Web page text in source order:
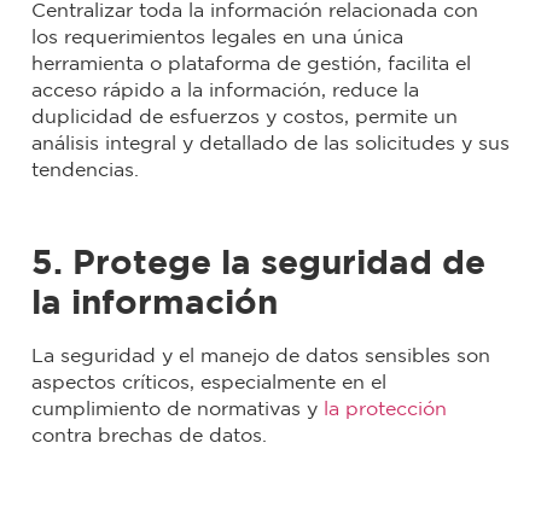
Centralizar toda la información relacionada con
los requerimientos legales en una única
herramienta o plataforma de gestión, facilita el
acceso rápido a la información, reduce la
duplicidad de esfuerzos y costos, permite un
análisis integral y detallado de las solicitudes y sus
tendencias.
5. Protege la seguridad de
la información
La seguridad y el manejo de datos sensibles son
aspectos críticos, especialmente en el
cumplimiento de normativas y la protección
contra brechas de datos.